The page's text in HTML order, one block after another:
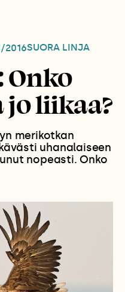
2016SUORA LINJA
Onko
liikaa?
merikotkan
uhanalaiseen
nopeasti. Onko